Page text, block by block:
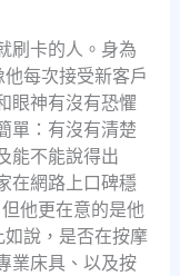
刷卡的人。身為
每次接受新客戶
眼神有沒有恐懼
單：有沒有清楚
能不能說得出
在網路上口碑穩
他更在意的是他
說，是否在按摩
業床具、以及按